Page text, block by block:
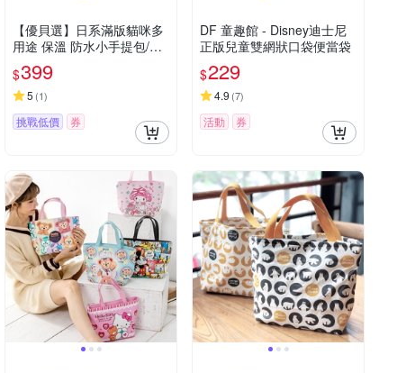
【優貝選】日系滿版貓咪多
用途 保溫 防水小手提包/便
當袋/午餐提包(4色)
$399
5 (1)
挑戰低價 券
DF 童趣館 - Disney迪士尼
正版兒童雙網狀口袋便當袋
$229
4.9 (7)
活動 券